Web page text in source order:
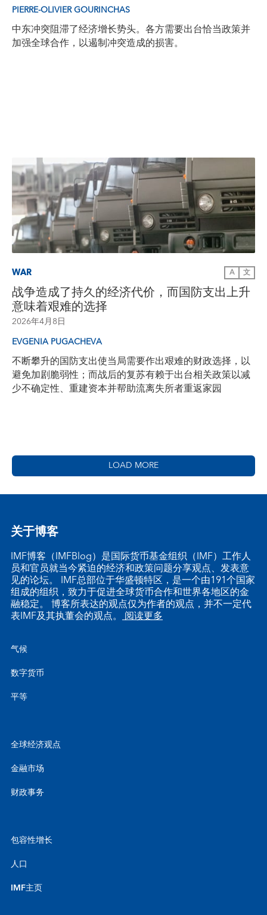
PIERRE-OLIVIER GOURINCHAS
中东冲突阻滞了经济增长势头。各方需要出台恰当政策并
加强全球合作，以遏制冲突造成的损害。
WAR A 文
战争造成了持久的经济代价，而国防支出上升
意味着艰难的选择
2026年4月8日
EVGENIA PUGACHEVA
不断攀升的国防支出使当局需要作出艰难的财政选择，以
避免加剧脆弱性；而战后的复苏有赖于出台相关政策以减
少不确定性、重建资本并帮助流离失所者重返家园
LOAD MORE
关于博客
IMF博客（IMFBlog）是国际货币基金组织（IMF）工作人
员和官员就当今紧迫的经济和政策问题分享观点、发表意
见的论坛。 IMF总部位于华盛顿特区，是一个由191个国家
组成的组织，致力于促进全球货币合作和世界各地区的金
融稳定。 博客所表达的观点仅为作者的观点，并不一定代
表IMF及其执董会的观点。 阅读更多
气候
数字货币
平等
全球经济观点
金融市场
财政事务
包容性增长
人口
IMF主页